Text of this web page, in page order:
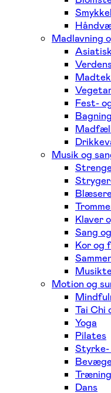
Madlavning
Fest-
Musik og
Klaver
Sang
Kor og
Motion og
Tai Chi
Yoga
Pilates
Dans